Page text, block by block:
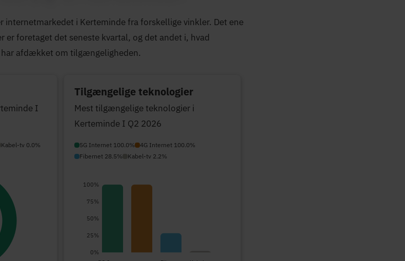
internetmarkedet i Kerteminde fra forskellige vinkler. Det ene
er foretaget det seneste kvartal, og det andet i, hvad
har afdækket om tilgængeligheden.
I
Kabel-tv 0.0%
Tilgængelige teknologier
Mest tilgængelige teknologier i
Kerteminde I Q2 2026
5G Internet 100.0%
4G Internet 100.0%
Fibernet 28.5%
Kabel-tv 2.2%
100%
75%
50%
25%
0%